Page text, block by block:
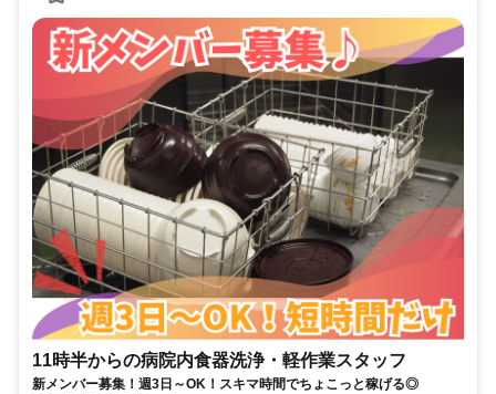
11時半からの病院内食器洗浄・軽作業スタッフ
新メンバー募集！週3日～OK！スキマ時間でちょこっと稼げる◎